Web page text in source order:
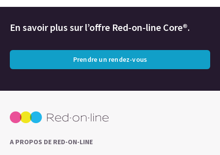
En savoir plus sur l’offre Red-on-line Core®.
Prendre un rendez-vous
A PROPOS DE RED-ON-LINE